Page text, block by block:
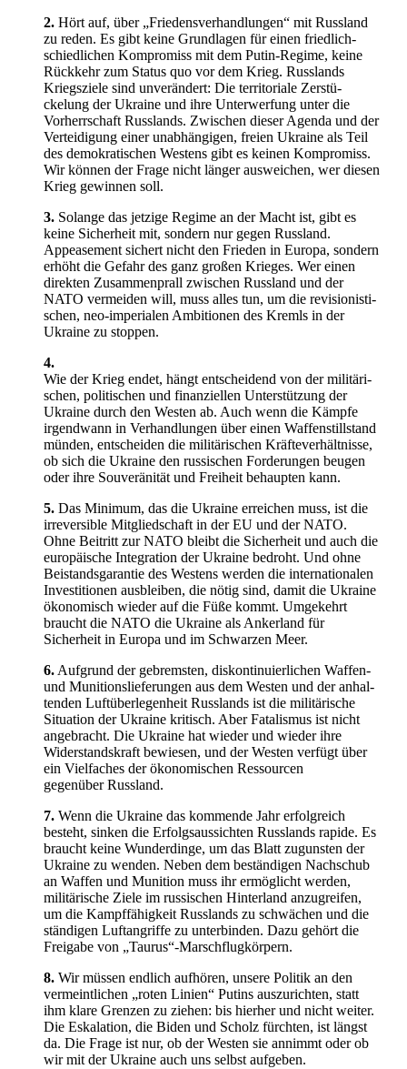
2. Hört auf, über „Friedens­ver­hand­lungen“ mit Russland
zu reden. Es gibt keine Grund­lagen für einen friedlich-
schied­lichen Kompromiss mit dem Putin-Regime, keine
Rückkehr zum Status quo vor dem Krieg. Russlands
Kriegs­ziele sind unver­ändert: Die terri­to­riale Zerstü­
ckelung der Ukraine und ihre Unter­werfung unter die
Vorherr­schaft Russlands. Zwischen dieser Agenda und der
Vertei­digung einer unabhän­gigen, freien Ukraine als Teil
des demokra­ti­schen Westens gibt es keinen Kompromiss.
Wir können der Frage nicht länger ausweichen, wer diesen
Krieg gewinnen soll.
3. Solange das jetzige Regime an der Macht ist, gibt es
keine Sicherheit mit, sondern nur gegen Russland.
Appeasement sichert nicht den Frieden in Europa, sondern
erhöht die Gefahr des ganz großen Krieges. Wer einen
direkten Zusam­men­prall zwischen Russland und der
NATO vermeiden will, muss alles tun, um die revisio­nis­ti­
schen, neo-imperialen Ambitionen des Kremls in der
Ukraine zu stoppen.
4.
Wie der Krieg endet, hängt entscheidend von der militä­ri­
schen, politi­schen und finan­zi­ellen Unter­stützung der
Ukraine durch den Westen ab. Auch wenn die Kämpfe
irgendwann in Verhand­lungen über einen Waffen­still­stand
münden, entscheiden die militä­ri­schen Kräfte­ver­hält­nisse,
ob sich die Ukraine den russi­schen Forde­rungen beugen
oder ihre Souve­rä­nität und Freiheit behaupten kann.
5. Das Minimum, das die Ukraine erreichen muss, ist die
irrever­sible Mitglied­schaft in der EU und der NATO.
Ohne Beitritt zur NATO bleibt die Sicherheit und auch die
europäische Integration der Ukraine bedroht. Und ohne
Beistands­ga­rantie des Westens werden die inter­na­tio­nalen
Inves­ti­tionen ausbleiben, die nötig sind, damit die Ukraine
ökono­misch wieder auf die Füße kommt. Umgekehrt
braucht die NATO die Ukraine als Ankerland für
Sicherheit in Europa und im Schwarzen Meer.
6. Aufgrund der gebremsten, diskon­ti­nu­ier­lichen Waffen-
und Muniti­ons­lie­fe­rungen aus dem Westen und der anhal­
tenden Luftüber­le­genheit Russlands ist die militä­rische
Situation der Ukraine kritisch. Aber Fatalismus ist nicht
angebracht. Die Ukraine hat wieder und wieder ihre
Wider­stands­kraft bewiesen, und der Westen verfügt über
ein Vielfaches der ökono­mi­schen Ressourcen
gegenüber Russland.
7. Wenn die Ukraine das kommende Jahr erfolg­reich
besteht, sinken die Erfolgs­aus­sichten Russlands rapide. Es
braucht keine Wunder­dinge, um das Blatt zugunsten der
Ukraine zu wenden. Neben dem bestän­digen Nachschub
an Waffen und Munition muss ihr ermög­licht werden,
militä­rische Ziele im russi­schen Hinterland anzugreifen,
um die Kampf­fä­higkeit Russlands zu schwächen und die
ständigen Luftan­griffe zu unter­binden. Dazu gehört die
Freigabe von „Taurus“-Marschflugkörpern.
8. Wir müssen endlich aufhören, unsere Politik an den
vermeint­lichen „roten Linien“ Putins auszu­richten, statt
ihm klare Grenzen zu ziehen: bis hierher und nicht weiter.
Die Eskalation, die Biden und Scholz fürchten, ist längst
da. Die Frage ist nur, ob der Westen sie annimmt oder ob
wir mit der Ukraine auch uns selbst aufgeben.